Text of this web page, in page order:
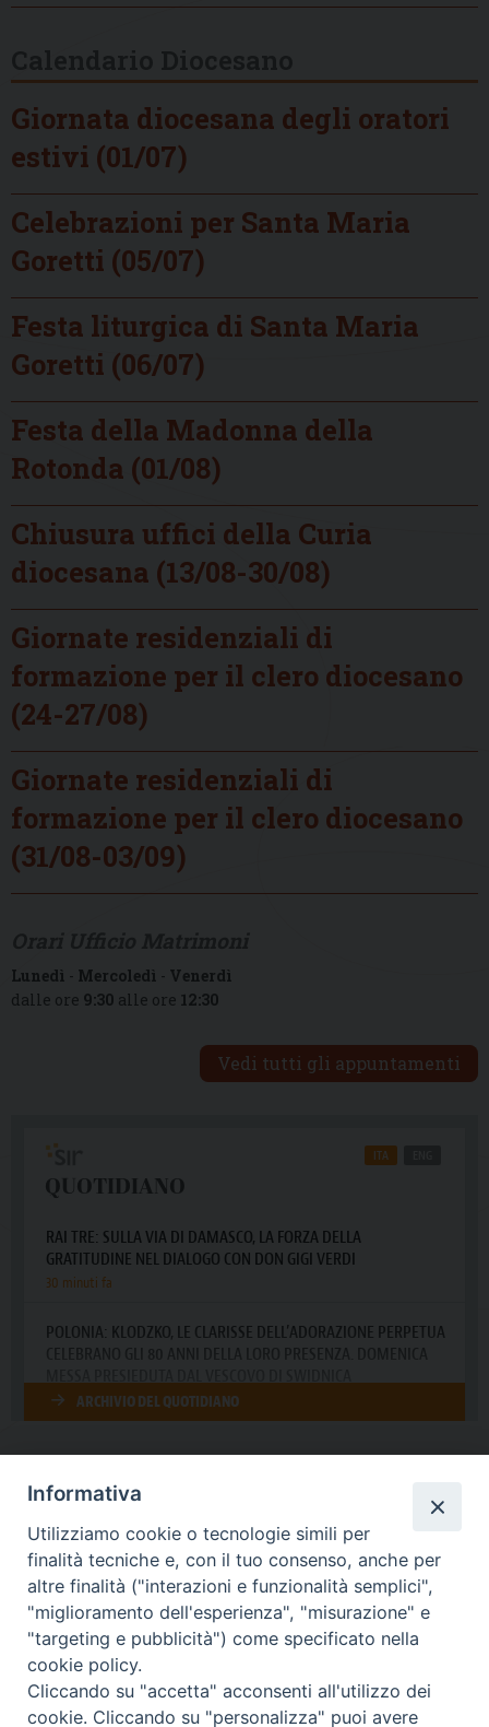
Giornata diocesana degli oratori
estivi (01/07)
Celebrazioni per Santa Maria
Goretti (05/07)
Festa liturgica di Santa Maria
Goretti (06/07)
Festa della Madonna della
Rotonda (01/08)
Chiusura uffici della Curia
diocesana (13/08-30/08)
Giornate residenziali di
formazione per il clero diocesano
(24-27/08)
Giornate residenziali di
formazione per il clero diocesano
(31/08-03/09)
Lunedì - Mercoledì - Venerdì
dalle ore 9:30 alle ore 12:30
Vedi tutti gli appuntamenti
DIOCESI SUBURBICARIA DI ALBANO
Contatti:Tel.: 06.93268401 - Fax.: 06.9323844
E-mail:curia@diocesidialbano.it
Orari: dal Lunedì al Venerdì Ore: 9:00 - 13:00
Lunedì, Mercoledì e Venerdì, Ore 9:30 - 12:30
Informativa
Utilizziamo cookie o tecnologie simili per
finalità tecniche e, con il tuo consenso, anche per
altre finalità ("interazioni e funzionalità semplici",
"miglioramento dell'esperienza", "misurazione" e
"targeting e pubblicità") come specificato nella
cookie policy.
Cliccando su "accetta" acconsenti all'utilizzo dei
cookie. Cliccando su "personalizza" puoi avere